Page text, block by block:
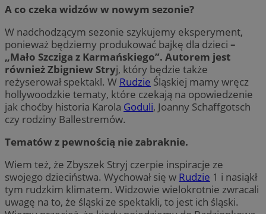
A co czeka widzów w nowym sezonie?
W nadchodzącym sezonie szykujemy eksperyment,
ponieważ będziemy produkować bajkę dla dzieci –
„Mało Szcziga z Karmańskiego”. Autorem jest
również Zbigniew Stryj, który będzie także
reżyserował spektakl. W Rudzie Śląskiej mamy wręcz
hollywoodzkie tematy, które czekają na opowiedzenie
jak choćby historia Karola Goduli, Joanny Schaffgotsch
czy rodziny Ballestremów.
Tematów z pewnością nie zabraknie.
Wiem też, że Zbyszek Stryj czerpie inspiracje ze
swojego dzieciństwa. Wychował się w Rudzie 1 i nasiąkł
tym rudzkim klimatem. Widzowie wielokrotnie zwracali
uwagę na to, że śląski ze spektakli, to jest ich śląski.